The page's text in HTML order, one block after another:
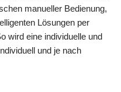
manueller Bedienung,
Lösungen per
wird eine individuelle und
und je nach